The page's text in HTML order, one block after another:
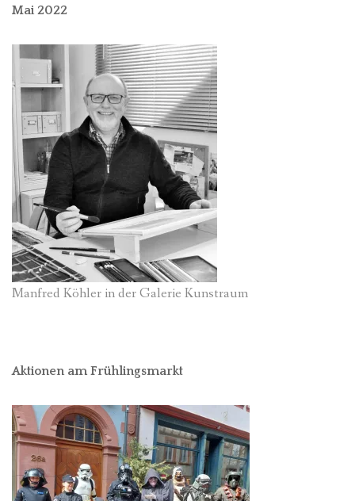
Mai 2022
Manfred Köhler in der Galerie Kunstraum
Aktionen am Frühlingsmarkt